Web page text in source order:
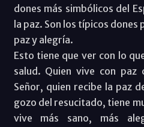
dones más simbólicos del
la paz. Son los típicos dones
paz y alegría.
Esto tiene que ver con lo
salud. Quien vive con paz
Señor, quien recibe la paz
gozo del resucitado, tiene
vive más sano, más